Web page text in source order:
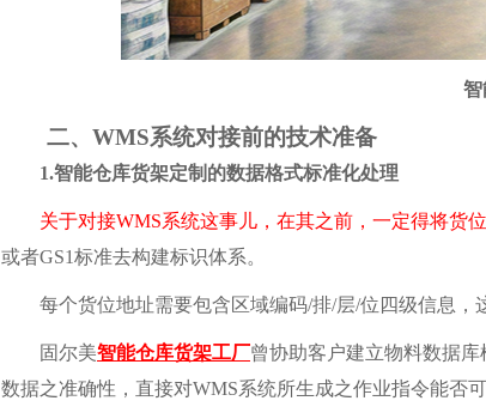
智
二、WMS系统对接前的技术准备
1.智能仓库货架定制的数据格式标准化处理
关于对接WMS系统这事儿，在其之前，一定得将货
或者GS1标准去构建标识体系。
每个货位地址需要包含区域编码/排/层/位四级信息，
固尔美智能仓库货架工厂曾协助客户建立物料数据
数据之准确性，直接对WMS系统所生成之作业指令能否可